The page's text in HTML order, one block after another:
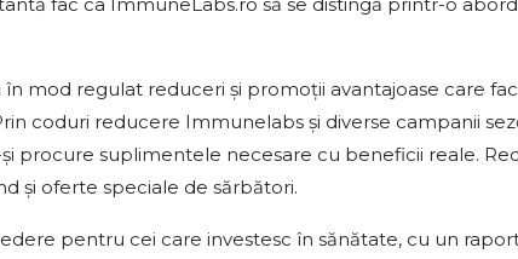
mod regulat reduceri și promoții avantajoase care
coduri reducere Immunelabs și diverse campanii
procure suplimentele necesare cu beneficii reale.
și oferte speciale de sărbători.
pentru cei care investesc în sănătate, cu un